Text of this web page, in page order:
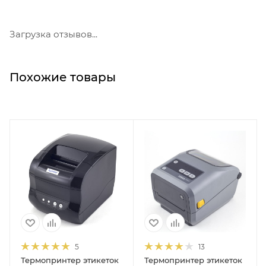
Загрузка отзывов...
Похожие товары
5
Термопринтер этикеток
13
Термопринтер этикеток